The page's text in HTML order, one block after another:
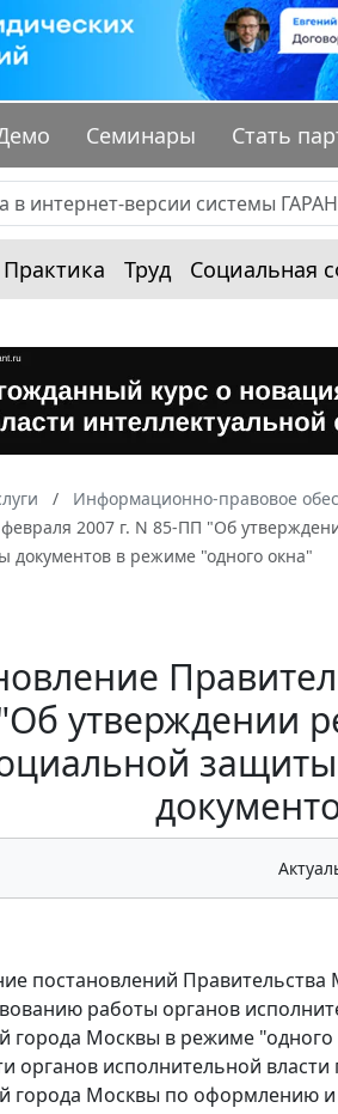
Семинары Стать
Практика Труд Социальная
Информационно-правовое
2007 г. N 85-ПП "Об
документов в режиме "одного окна"
утверждении
постановлений
работы органов
города Москвы в режиме
органов исполнительной
города Москвы по оформлению и